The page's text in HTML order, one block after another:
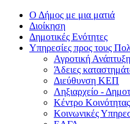
Ο Δήμος με μια ματιά
Διοίκηση
Δημοτικές Ενότητες
Υπηρεσίες προς τους
Αγροτική
Άδειες
Διεύθυνση ΚΕΠ
Ληξιαρχείο -
Κέντρο Κοινότητας
Κοινωνικές